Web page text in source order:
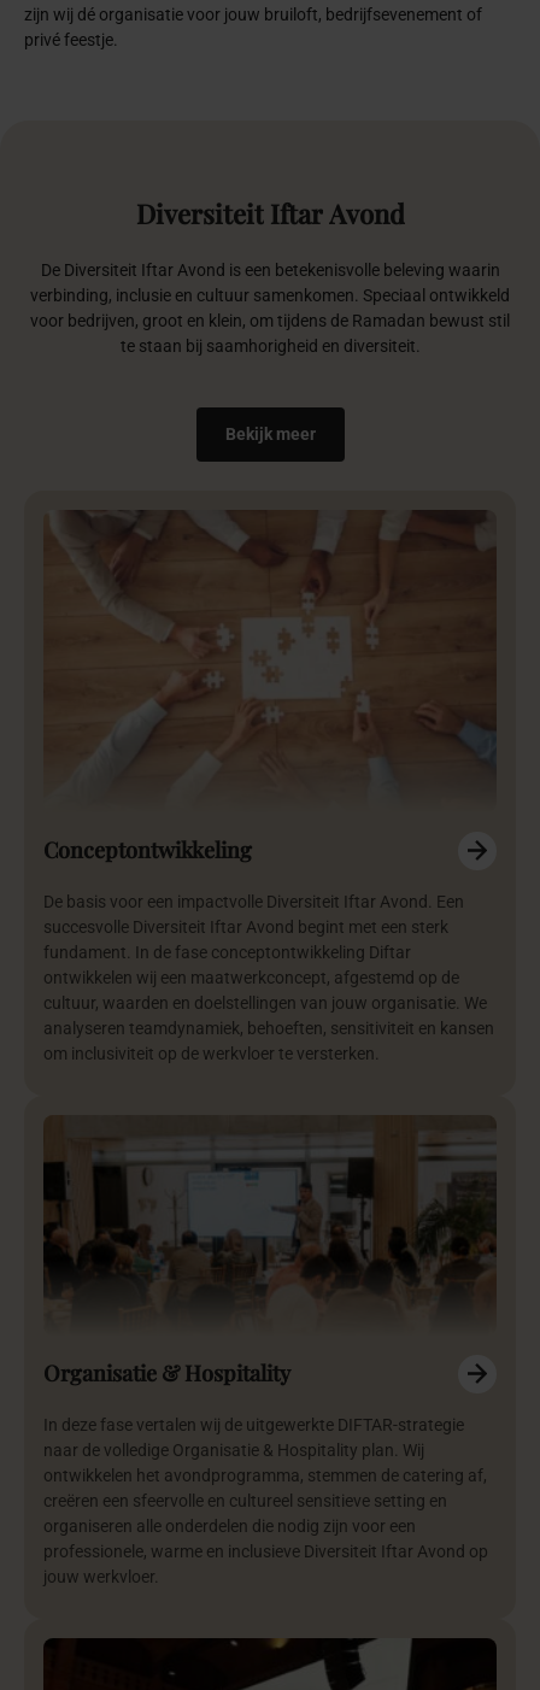
zijn wij dé organisatie voor jouw bruiloft, bedrijfsevenement of
privé feestje.
Diversiteit IftarAvond
De Diversiteit Iftar Avond is een betekenisvolle beleving waarin
verbinding, inclusie en cultuur samenkomen. Speciaal ontwikkeld
voor bedrijven, groot en klein, om tijdens de Ramadan bewust stil
te staan bij saamhorigheid en diversiteit.
Bekijk meer
Conceptontwikkeling
De basis voor een impactvolle Diversiteit Iftar Avond. Een
succesvolle Diversiteit Iftar Avond begint met een sterk
fundament. In de fase conceptontwikkeling Diftar
ontwikkelen wij een maatwerkconcept, afgestemd op de
cultuur, waarden en doelstellingen van jouw organisatie. We
analyseren teamdynamiek, behoeften, sensitiviteit en kansen
om inclusiviteit op de werkvloer te versterken.
Organisatie & Hospitality
In deze fase vertalen wij de uitgewerkte DIFTAR-strategie
naar de volledige Organisatie & Hospitality plan. Wij
ontwikkelen het avondprogramma, stemmen de catering af,
creëren een sfeervolle en cultureel sensitieve setting en
organiseren alle onderdelen die nodig zijn voor een
professionele, warme en inclusieve Diversiteit Iftar Avond op
jouw werkvloer.